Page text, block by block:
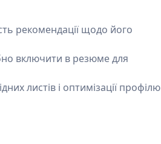
рекомендації щодо його
включити в резюме для
листів і оптимізації профілю